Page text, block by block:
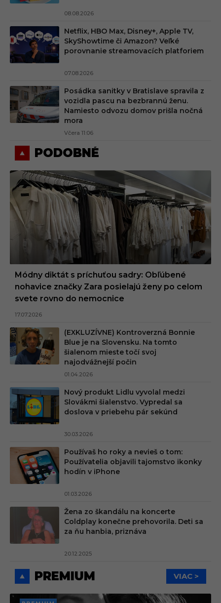
08.08.2026
Netflix, HBO Max, Disney+, Apple TV,
SkyShowtime či Amazon? Veľké
porovnanie streamovacích platforiem
07.08.2026
Posádka sanitky v Bratislave spravila z
vozidla pascu na bezbrannú ženu.
Namiesto odvozu domov prišla nočná
mora
Včera 11:06
PODOBNÉ
Módny diktát s príchuťou sadry: Obľúbené
nohavice značky Zara posielajú ženy po celom
svete rovno do nemocnice
17.07.2026
(EXKLUZÍVNE) Kontroverzná Bonnie
Blue je na Slovensku. Na tomto
šialenom mieste točí svoj
najodvážnejší počin
01.04.2026
Nový produkt Lidlu vyvolal medzi
Slovákmi šialenstvo. Vypredal sa
doslova v priebehu pár sekúnd
30.03.2026
Používaš ho roky a nevieš o tom:
Používatelia objavili tajomstvo ikonky
hodín v iPhone
01.03.2026
Žena zo škandálu na koncerte
Coldplay konečne prehovorila. Deti sa
za ňu hanbia, priznáva
20.12.2025
PREMIUM VIAC >